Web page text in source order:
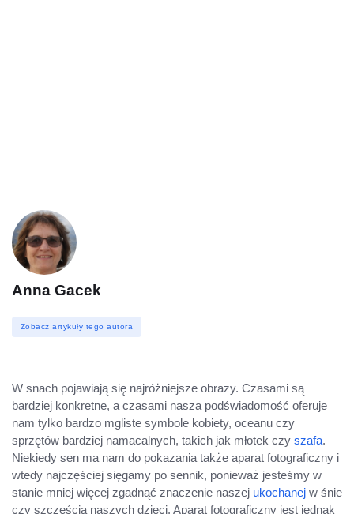
Anna Gacek
Zobacz artykuły tego autora
W snach pojawiają się najróżniejsze obrazy. Czasami są
bardziej konkretne, a czasami nasza podświadomość oferuje
nam tylko bardzo mgliste symbole kobiety, oceanu czy
sprzętów bardziej namacalnych, takich jak młotek czy szafa.
Niekiedy sen ma nam do pokazania także aparat fotograficzny i
wtedy najczęściej sięgamy po sennik, ponieważ jesteśmy w
stanie mniej więcej zgadnąć znaczenie naszej ukochanej w śnie
czy szczęścia naszych dzieci. Aparat fotograficzny jest jednak